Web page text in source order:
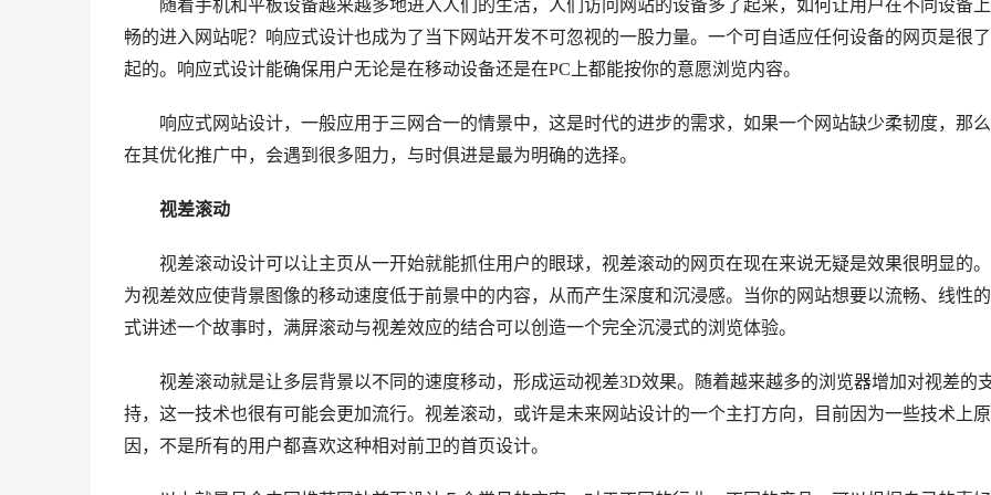
随着手机和平板设备越来越多地进入人们的生活，人们访问网站的设备多了起来，如何让用户在不同设备
畅的进入网站呢？响应式设计也成为了当下网站开发不可忽视的一股力量。一个可自适应任何设备的网页是很
起的。响应式设计能确保用户无论是在移动设备还是在PC上都能按你的意愿浏览内容。
响应式网站设计，一般应用于三网合一的情景中，这是时代的进步的需求，如果一个网站缺少柔韧度，那么
在其优化推广中，会遇到很多阻力，与时俱进是最为明确的选择。
视差滚动
视差滚动设计可以让主页从一开始就能抓住用户的眼球，视差滚动的网页在现在来说无疑是效果很明显的。
为视差效应使背景图像的移动速度低于前景中的内容，从而产生深度和沉浸感。当你的网站想要以流畅、线性
式讲述一个故事时，满屏滚动与视差效应的结合可以创造一个完全沉浸式的浏览体验。
视差滚动就是让多层背景以不同的速度移动，形成运动视差3D效果。随着越来越多的浏览器增加对视差的
持，这一技术也很有可能会更加流行。视差滚动，或许是未来网站设计的一个主打方向，目前因为一些技术上原
因，不是所有的用户都喜欢这种相对前卫的首页设计。